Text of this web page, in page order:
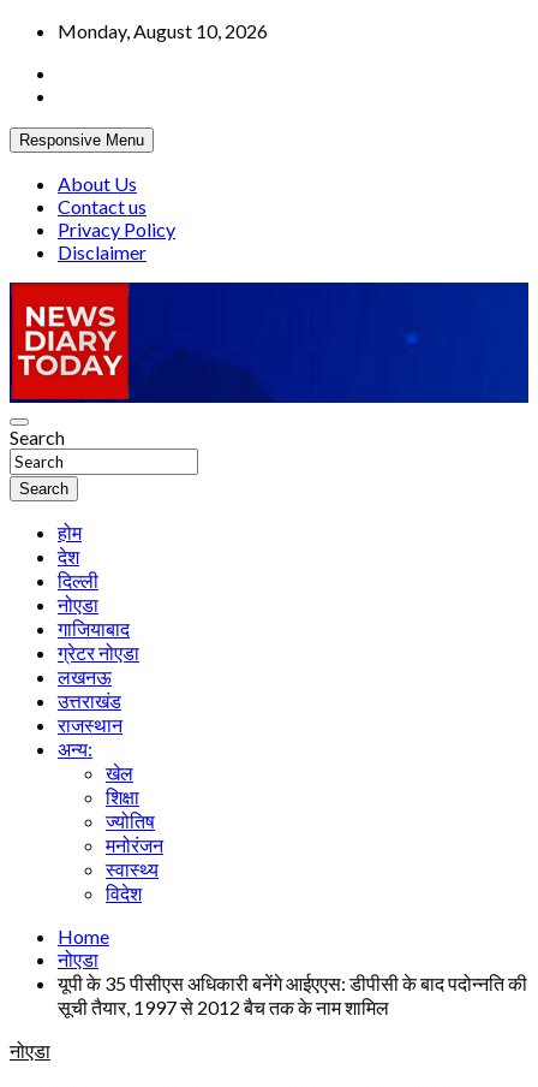
Skip
content
Monday, August 10, 2026
Responsive Menu
About Us
Contact us
Privacy Policy
Disclaimer
News Diary Today
Truth be told
Search
Search
होम
देश
दिल्ली
नोएडा
गाजियाबाद
ग्रेटर नोएडा
लखनऊ
उत्तराखंड
राजस्थान
अन्य:
खेल
शिक्षा
ज्योतिष
मनोरंजन
स्वास्थ्य
विदेश
Home
नोएडा
यूपी के 35 पीसीएस अधिकारी बनेंगे आईएएस: डीपीसी के बाद पदोन्नति की
सूची तैयार, 1997 से 2012 बैच तक के नाम शामिल
नोएडा